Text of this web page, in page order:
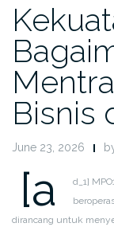
Bisnis
June 23, 2026
[a d_1]
dirancang untuk